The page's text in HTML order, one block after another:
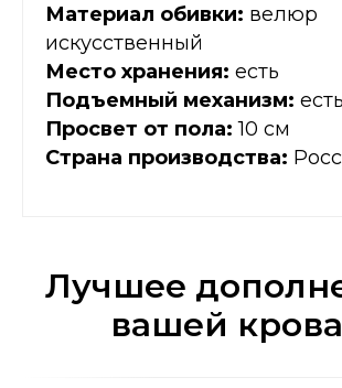
Материал обивки: велюр
искусственный
Место хранения: есть
Подъемный механизм: есть
Просвет от пола: 10 см
Страна производства:
Лучшее
вашей